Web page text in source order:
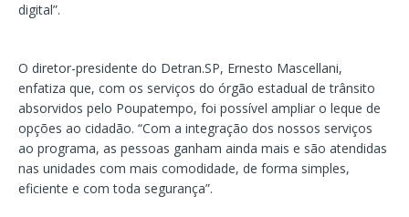
digital”.
O diretor-presidente do Detran.SP, Ernesto Mascellani,
enfatiza que, com os serviços do órgão estadual de trânsito
absorvidos pelo Poupatempo, foi possível ampliar o leque de
opções ao cidadão. “Com a integração dos nossos serviços
ao programa, as pessoas ganham ainda mais e são atendidas
nas unidades com mais comodidade, de forma simples,
eficiente e com toda segurança”.